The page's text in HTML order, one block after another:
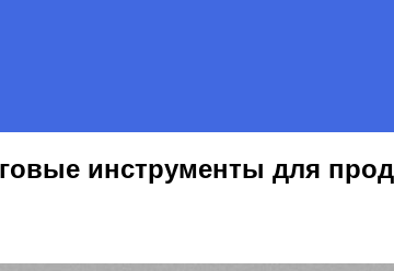
инструменты для